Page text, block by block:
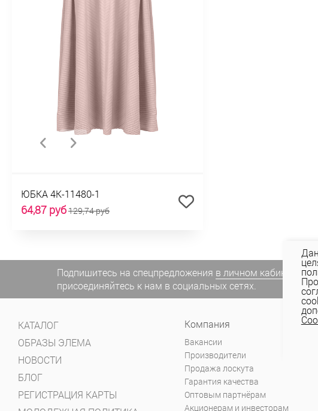
ЮБКА 4К-11480-1
64,87 руб129,74 руб
Подпишитесь на спецпредложения в личном кабинете
присоединяйтесь к нам в социальных сетях.
КАТАЛОГ
ОБРАЗЫ ЭЛЕМА
НОВОСТИ
БЛОГ
РЕГИСТРАЦИЯ КАРТЫ
Компания
Вакансии
Производители
Продажа лоскута
Гарантия качества
Оптовым партнёрам
Акционерам и инвесторам